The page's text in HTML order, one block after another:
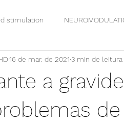
stimulation
a
16 de mar. de 2021 3 min de leitura